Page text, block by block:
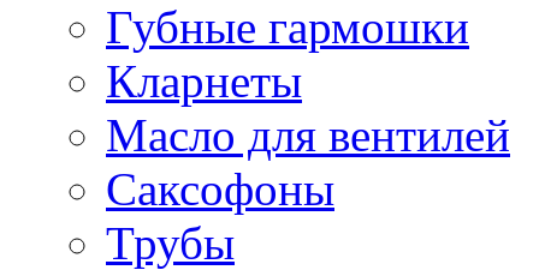
Губные гармошки
Кларнеты
Масло для вентилей
Саксофоны
Трубы